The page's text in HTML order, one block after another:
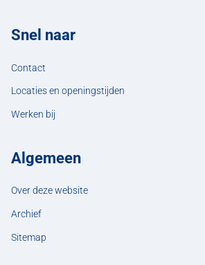
Snel naar
Contact
Locaties en openingstijden
Werken bij
Algemeen
Over deze website
Archief
Sitemap